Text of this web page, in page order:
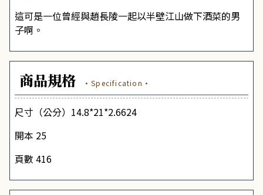
這可是一位曾經與趙長陵一起以半壁江山做下酒菜的男
子啊。
商品規格 ·Specification·
尺寸（公分）14.8*21*2.6624
開本 25
頁數 416